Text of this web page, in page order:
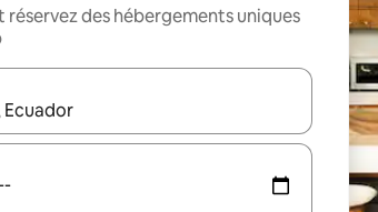
réservez des hébergements uniques
résultats s'affichent, utilisez les flèches vers le